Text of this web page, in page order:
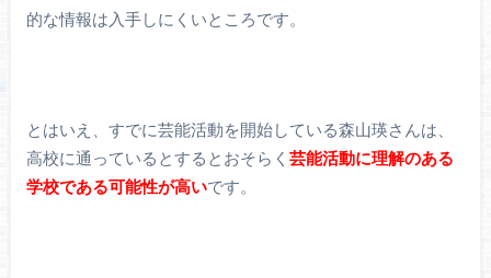
的な情報は入手しにくいところです。
とはいえ、すでに芸能活動を開始している森山瑛さんは、
高校に通っているとするとおそらく 芸能活動に理解のある
学校である可能性が高いです。